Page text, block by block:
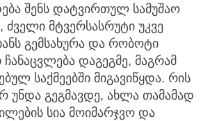
შენს დატვირთულ სამუშაო
ძველი მტვერსასრუტი უკვე
გემსახურა და რობოტი
დაგეგმე, მაგრამ
საქმეებში მიგავიწყდა. რის
უნდა გეგმავდე, ახლა თამამად
სია მოიმარჯვო და